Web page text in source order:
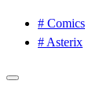
# Comics
# Asterix